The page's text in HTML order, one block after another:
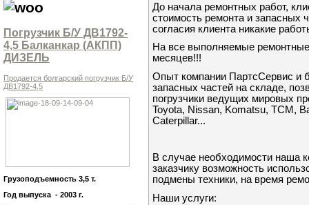
Погрузчик Б/У ДВ1792-
4,5 Балканкар (АКПП)
ДИЗЕЛЬ
Продается болгарский погрузчик Б/У
ДВ1792-4,5
Грузоподъемность 3,5 т.
Год выпуска - 2003 г.
До начала ремонтных работ,
стоимость ремонта и запасных
согласия клиента никакие
На все выполняемые
месяцев!!!
Опыт компании ПартсСервис и
запасных частей на складе,
погрузчики ведущих мировых
Toyota, Nissan, Komatsu, TCM,
Caterpillar...
В случае необходимости наша
заказчику возможность
подмены техники, на время
Наши услуги: